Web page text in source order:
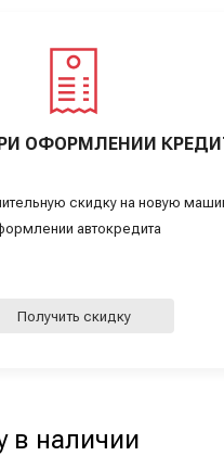
ОФОРМЛЕНИИ
скидку на новую
автокредита
Получить скидку
в наличии